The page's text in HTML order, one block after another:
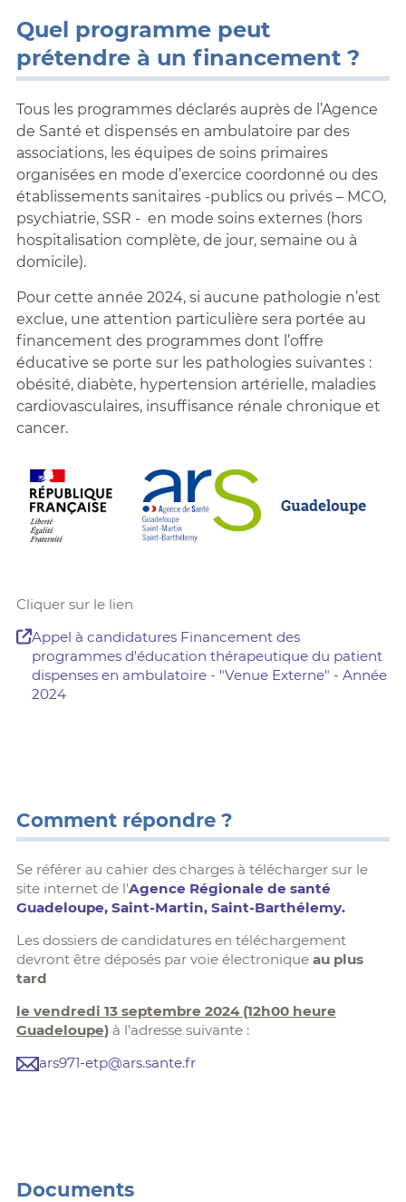
Quel programme peut
prétendre à un financement ?
Tous les programmes déclarés auprès de l’Agence
de Santé et dispensés en ambulatoire par des
associations, les équipes de soins primaires
organisées en mode d’exercice coordonné ou des
établissements sanitaires -publics ou privés – MCO,
psychiatrie, SSR - en mode soins externes (hors
hospitalisation complète, de jour, semaine ou à
domicile).
Pour cette année 2024, si aucune pathologie n’est
exclue, une attention particulière sera portée au
financement des programmes dont l’offre
éducative se porte sur les pathologies suivantes :
obésité, diabète, hypertension artérielle, maladies
cardiovasculaires, insuffisance rénale chronique et
cancer.
Cliquer sur le lien
Appel à candidatures Financement des
programmes d'éducation thérapeutique du patient
dispenses en ambulatoire - "Venue Externe" - Année
2024
Comment répondre ?
Se référer au cahier des charges à télécharger sur le
site internet de l'Agence Régionale de santé
Guadeloupe, Saint-Martin, Saint-Barthélemy.
Les dossiers de candidatures en téléchargement
devront être déposés par voie électronique au plus
tard
le vendredi 13 septembre 2024 (12h00 heure
Guadeloupe)à l’adresse suivante :
ars971-etp@ars.sante.fr
Documents